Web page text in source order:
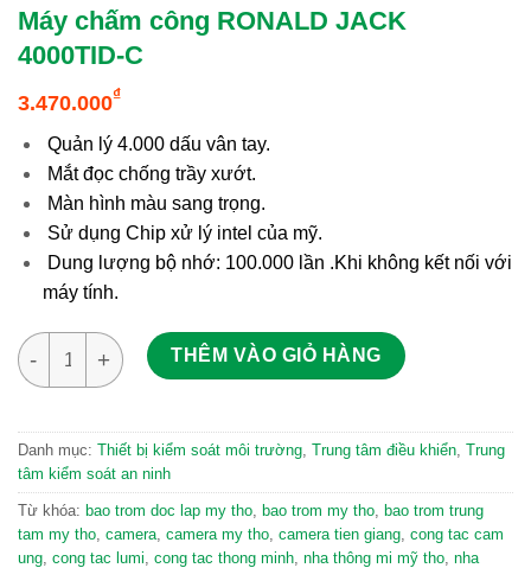
Máy chấm công RONALD JACK
4000TID-C
3.470.000₫
Quản lý 4.000 dấu vân tay.
Mắt đọc chống trầy xướt.
Màn hình màu sang trọng.
Sử dụng Chip xử lý intel của mỹ.
Dung lượng bộ nhớ: 100.000 lần .Khi không kết nối với
máy tính.
Máy chấm công RONALD JACK 4000TID-C số lượng
THÊM VÀO GIỎ HÀNG
Danh mục: Thiết bị kiểm soát môi trường Trung tâm điều khiển Trung
tâm kiểm soát an ninh
Từ khóa: bao trom doc lap my tho bao trom my tho
bao trom trung
tam my tho camera camera my tho camera tien giang cong tac cam
ung cong tac lumi cong tac thong minh nha thông mi mỹ tho nha